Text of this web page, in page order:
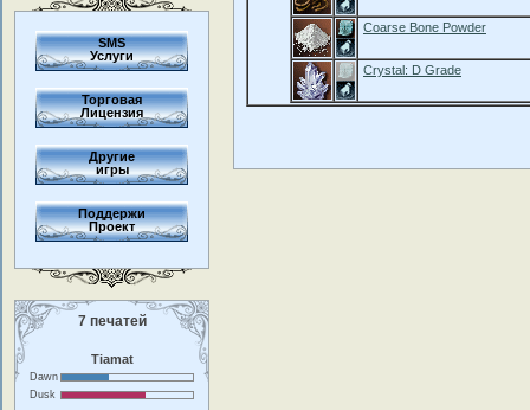
SMS
Услуги
Торговая
Лицензия
Другие
игры
Поддержи
Проект
7 печатей
Tiamat
Dawn
Dusk
Coarse Bone Powder
Crystal: D Grade